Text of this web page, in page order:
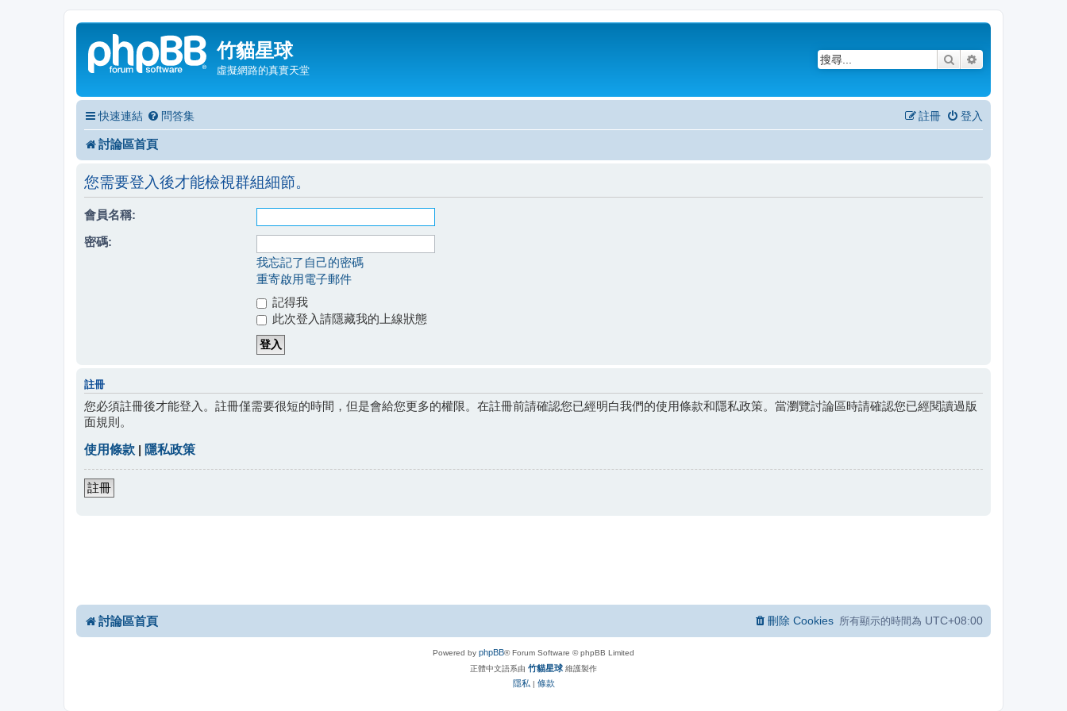
竹貓星球
虛擬網路的真實天堂
搜尋
快速連結 問答集 登入
註冊
討論區首頁
您需要登入後才能檢視群組細節。
會員名稱:
密碼:
我忘記了自己的密碼
重寄啟用電子郵件
記得我
此次登入請隱藏我的上線狀態
註冊
您必須註冊後才能登入。註冊僅需要很短的時間，但是會給您更多的權限。在註冊前請確認您已經明白我們的使用條款和隱私政策。當瀏覽討論區時請確認您已經閱讀過版
面規則。
使用條款 | 隱私政策
註冊
討論區首頁 所有顯示的時間為 UTC+08:00
刪除 Cookies
Powered by phpBB® Forum Software © phpBB Limited
正體中文語系由 竹貓星球 維護製作
隱私 | 條款